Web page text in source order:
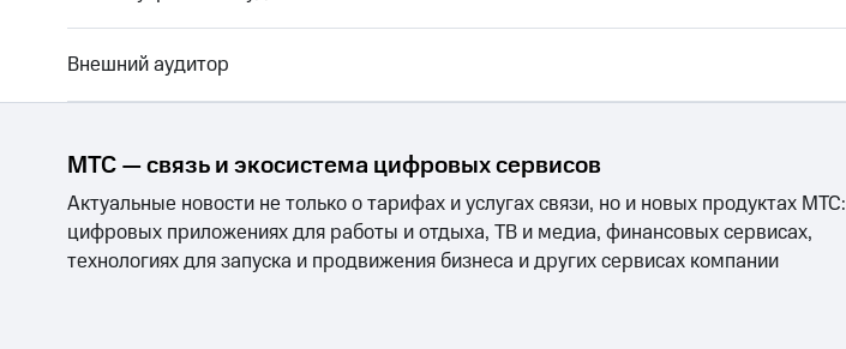
Внешний аудитор
МТС — связь и экосистема цифровых сервисов
Актуальные новости не только о тарифах и услугах связи, но и новых продуктах МТС:
цифровых приложениях для работы и отдыха, ТВ и медиа, финансовых сервисах,
технологиях для запуска и продвижения бизнеса и других сервисах компании